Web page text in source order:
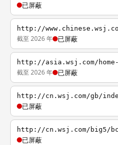
已屏蔽
http://
截至 2026 年 已屏蔽
http://asia.wsj.com/home-
截至 2026 年 已屏蔽
http://cn.wsj.com/gb/
已屏蔽
http://cn.wsj.com/big5/
已屏蔽